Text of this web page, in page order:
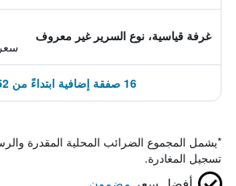
غرفة قياسية، نوع السرير غير معروف
16 صفقة إضافية ابتداءً من 252 ﷼
*يشمل المجموع الضرائب المحلية المقدرة
تسجيل المغادرة.